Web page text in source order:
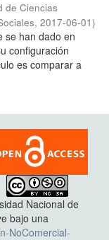
de Ciencias
, 2017-06-01)
se han dado en
configuración
es comparar a
Nacional de
bajo una
NoComercial-